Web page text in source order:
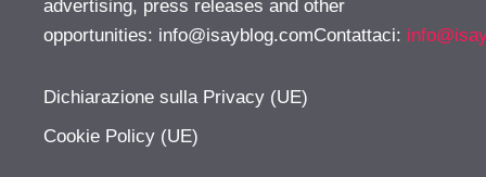
advertising, press releases and other
opportunities: info@isayblog.comContattaci:
Dichiarazione sulla Privacy (UE)
Cookie Policy (UE)